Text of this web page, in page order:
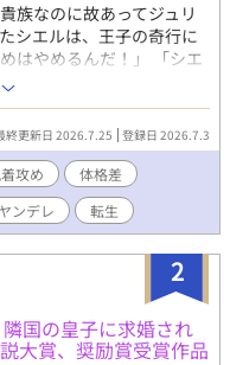
なのに故あってジュリ
シエルは、王子の奇行に
はやめるんだ！」 「シエ
」 ※設定のせいで最初は
い攻めではありません
◾️ヒロイン♂ 注意！中身
」 ◾️過保護な従者 「お前
」 ◾️弟（転生者） 「ー
団長の息子 「俺は貴方
になる事が出来るの
ハッピーエンド予定で
が、随所に、匂わせ、エ
があります。 ちょこち
つけてません。 いつでも
願いします。 後で気づい
終更新日 2026.7.25 登録日 2026.7.3
攻め
体格差
ヤンデレ 転生
2
国の皇子に求婚され
大賞、奨励賞受賞作品